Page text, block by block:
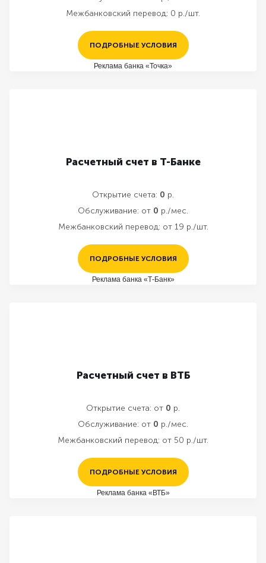
Межбанковский перевод: 0 р./шт.
ПОДРОБНЫЕ УСЛОВИЯ
Реклама банка «Точка»
Расчетный счет в Т-Банке
Открытие счета: 0 р.
Обслуживание: от 0 р./мес.
Межбанковский перевод: от 19 р./шт.
ПОДРОБНЫЕ УСЛОВИЯ
Реклама банка «Т-Банк»
Расчетный счет в ВТБ
Открытие счета: от 0 р.
Обслуживание: от 0 р./мес.
Межбанковский перевод: от 50 р./шт.
ПОДРОБНЫЕ УСЛОВИЯ
Реклама банка «ВТБ»